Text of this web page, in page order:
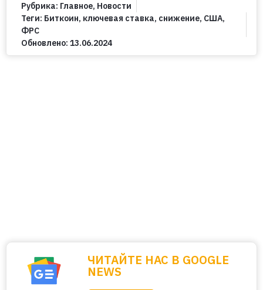
Рубрика: Главное, Новости
Теги: Биткоин, ключевая ставка, снижение, США,
ФРС
Обновлено: 13.06.2024
ЧИТАЙТЕ НАС В GOOGLE
NEWS